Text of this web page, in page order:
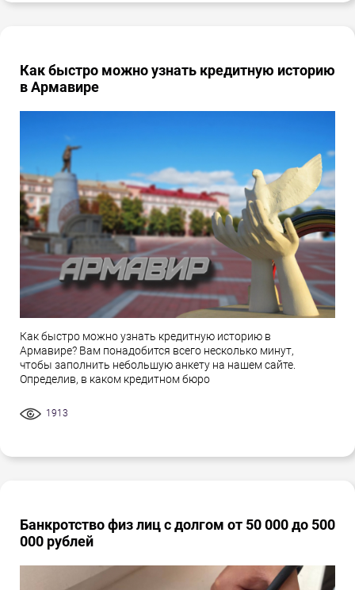
Как быстро можно узнать кредитную историю
в Армавире
Как быстро можно узнать кредитную историю в
Армавире? Вам понадобится всего несколько минут,
чтобы заполнить небольшую анкету на нашем сайте.
Определив, в каком кредитном бюро
1913
Банкротство физ лиц с долгом от 50 000 до 500
000 рублей